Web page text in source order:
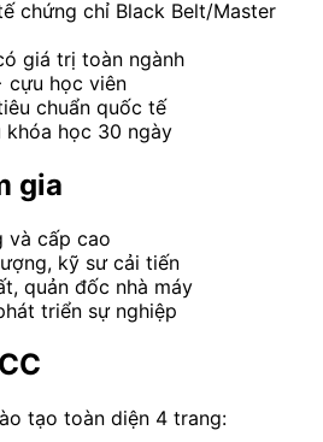
chứng chỉ Black Belt/Master
giá trị toàn ngành
cựu học viên
chuẩn quốc tế
học 30 ngày
gia
và cấp cao
kỹ sư cải tiến
quản đốc nhà máy
triển sự nghiệp
tạo toàn diện 4 trang: